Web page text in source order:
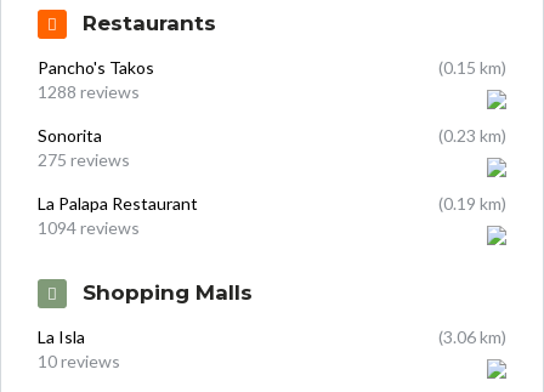
Restaurants
Pancho's Takos
(0.15 km)
1288 reviews
Sonorita
(0.23 km)
275 reviews
La Palapa Restaurant
(0.19 km)
1094 reviews
Shopping Malls
La Isla
(3.06 km)
10 reviews